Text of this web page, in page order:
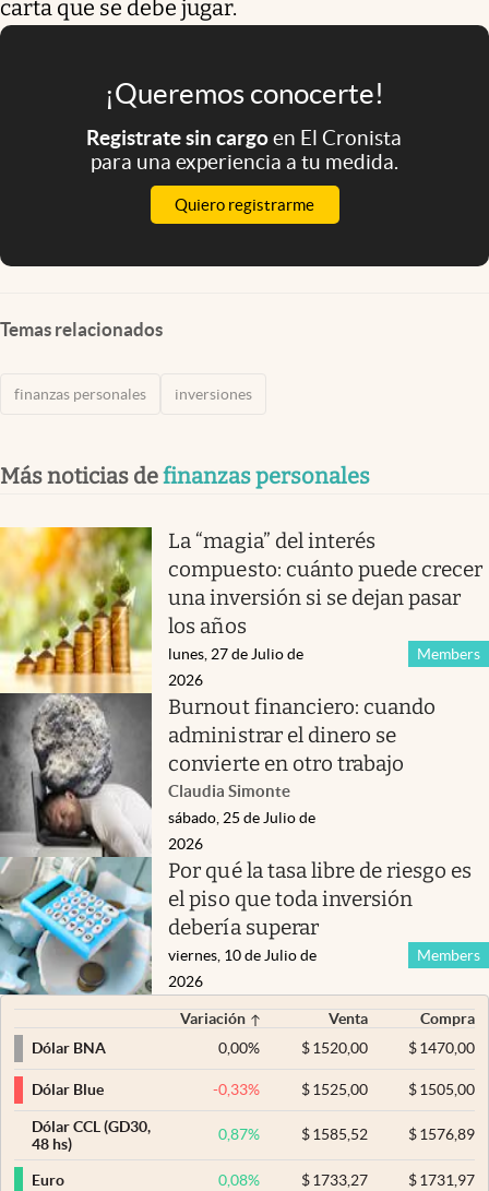
carta que se debe jugar.
¡Queremos conocerte!
Registrate sin cargoen El Cronista
para una experiencia a tu medida.
Quiero registrarme
Temas relacionados
finanzas personales inversiones
Más noticias definanzas personales
La “magia” del interés
compuesto: cuánto puede crecer
una inversión si se dejan pasar
los años
Members
lunes, 27 de Julio de
2026
Burnout financiero: cuando
administrar el dinero se
convierte en otro trabajo
Claudia Simonte
sábado, 25 de Julio de
2026
Por qué la tasa libre de riesgo es
el piso que toda inversión
debería superar
Members
viernes, 10 de Julio de
2026
Variación Venta
Compra
Dólar BNA
0,00% $ 1520,00 $1470,00
Dólar Blue -0,33% $ 1525,00 $1505,00
Dólar CCL (GD30,
48 hs)
0,87% $ 1585,52 $1576,89
Euro 0,08% $ 1733,27 $1731,97